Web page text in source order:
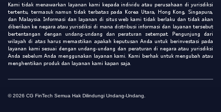
Kami tidak menawarkan layanan kami kepada individu atau perusahaan di yurisdiksi
tertentu, termasuk namun tidak terbatas pada Korea Utara, Hong Kong, Singapura,
dan Malaysia. Informasi dan layanan di situs web kami tidak berlaku dan tidak akan
diberikan ke negara atau yurisdiksi di mana distribusi informasi dan layanan tersebut
bertentangan dengan undang-undang dan peraturan setempat. Pengunjung dari
wilayah di atas harus memastikan apakah keputusan Anda untuk berinvestasi pada
layanan kami sesuai dengan undang-undang dan peraturan di negara atau yurisdiksi
Anda sebelum Anda menggunakan layanan kami. Kami berhak untuk mengubah atau
menghentikan produk dan layanan kami kapan saja.
© 2026 CG FinTech Semua Hak Dilindungi Undang-Undang.